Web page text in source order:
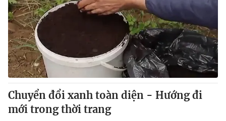
Chuyển đổi xanh toàn diện - Hướng đi
mới trong thời trang